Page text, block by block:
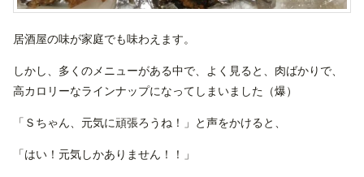
居酒屋の味が家庭でも味わえます。
しかし、多くのメニューがある中で、よく見ると、肉ばかりで、
高カロリーなラインナップになってしまいました（爆）
「Ｓちゃん、元気に頑張ろうね！」と声をかけると、
「はい！元気しかありません！！」